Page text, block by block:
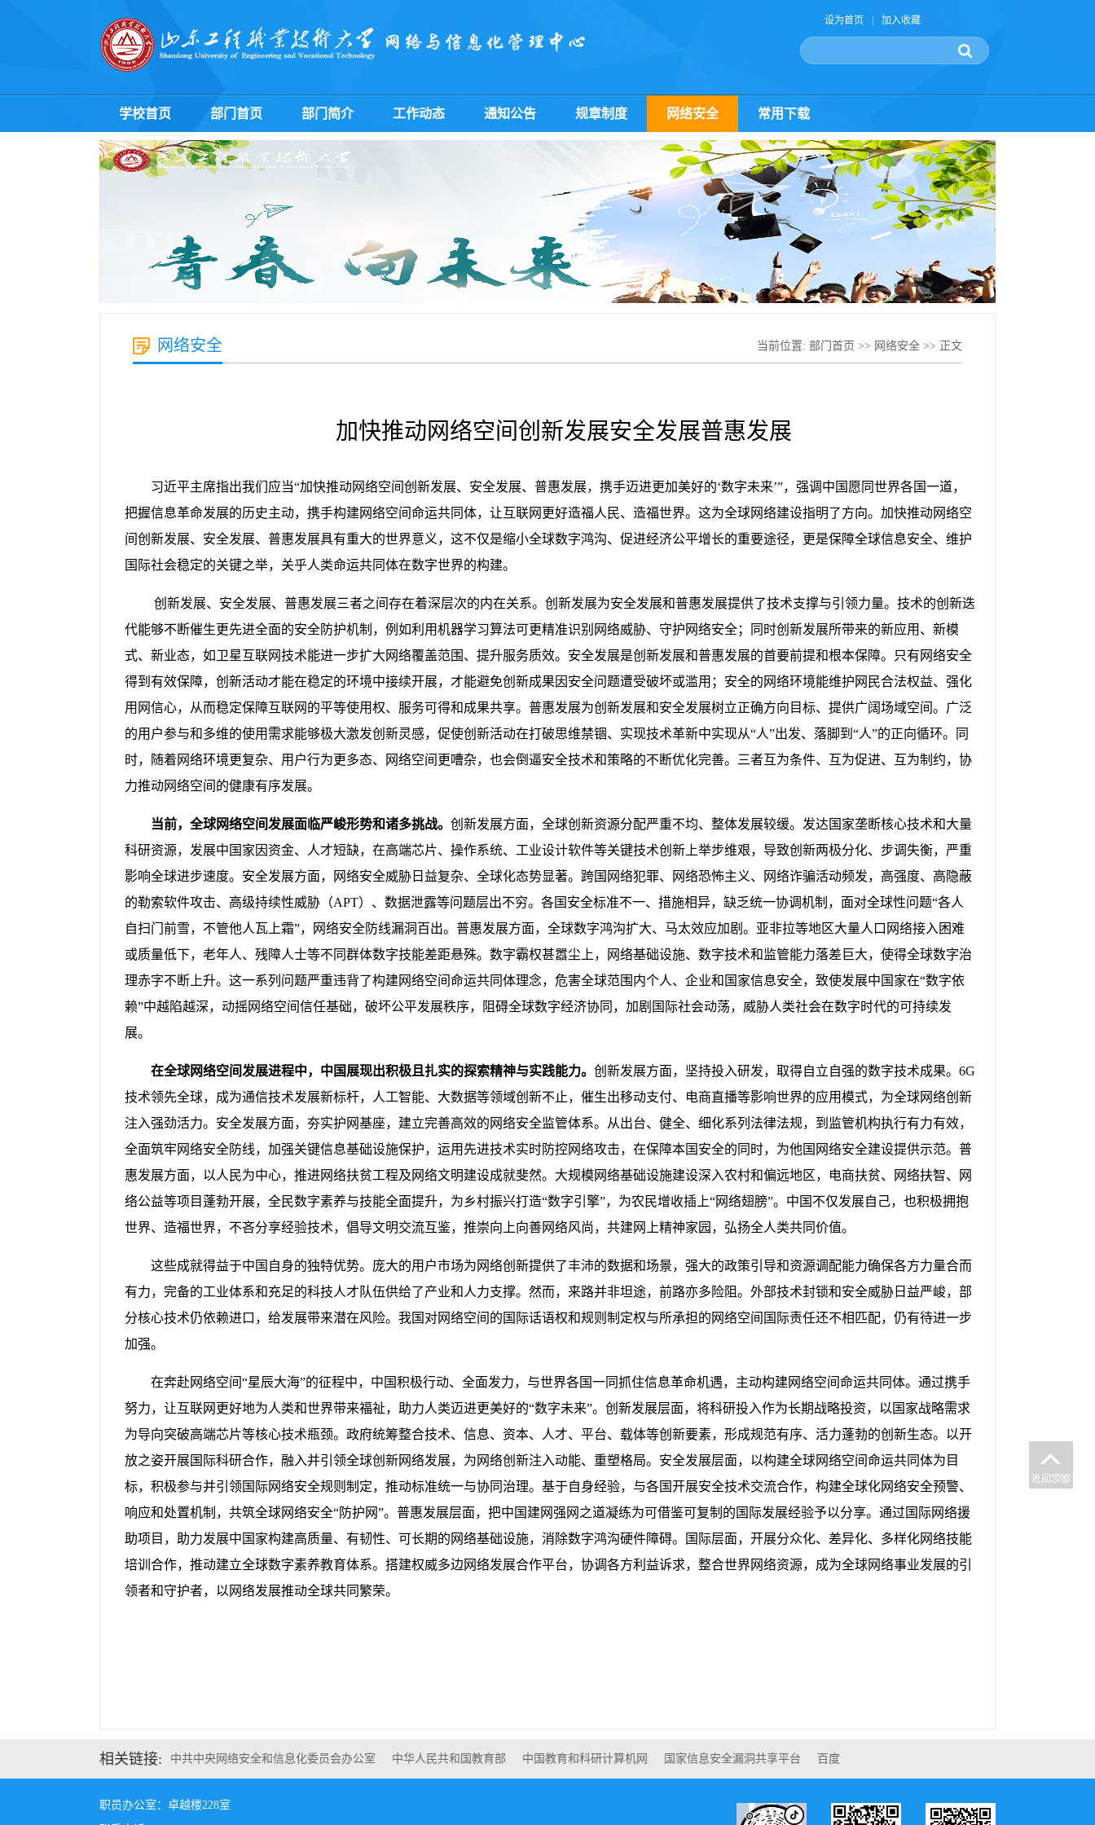
设为首页 加入收藏
学校首页 部门首页 部门简介 工作动态 通知公告 规章制度 网络安全 常用下载
网络安全 当前位置: 部门首页 >> 网络安全 >> 正文
加快推动网络空间创新发展安全发展普惠发展
习近平主席指出我们应当“加快推动网络空间创新发展、安全发展、普惠发展，携手迈进更加美好的‘数字未来’”，强调中国愿同世界各国一道，
把握信息革命发展的历史主动，携手构建网络空间命运共同体，让互联网更好造福人民、造福世界。这为全球网络建设指明了方向。加快推动网络空
间创新发展、安全发展、普惠发展具有重大的世界意义，这不仅是缩小全球数字鸿沟、促进经济公平增长的重要途径，更是保障全球信息安全、维护
国际社会稳定的关键之举，关乎人类命运共同体在数字世界的构建。
创新发展、安全发展、普惠发展三者之间存在着深层次的内在关系。创新发展为安全发展和普惠发展提供了技术支撑与引领力量。技术的创新迭
代能够不断催生更先进全面的安全防护机制，例如利用机器学习算法可更精准识别网络威胁、守护网络安全；同时创新发展所带来的新应用、新模
式、新业态，如卫星互联网技术能进一步扩大网络覆盖范围、提升服务质效。安全发展是创新发展和普惠发展的首要前提和根本保障。只有网络安全
得到有效保障，创新活动才能在稳定的环境中接续开展，才能避免创新成果因安全问题遭受破坏或滥用；安全的网络环境能维护网民合法权益、强化
用网信心，从而稳定保障互联网的平等使用权、服务可得和成果共享。普惠发展为创新发展和安全发展树立正确方向目标、提供广阔场域空间。广泛
的用户参与和多维的使用需求能够极大激发创新灵感，促使创新活动在打破思维禁锢、实现技术革新中实现从“人”出发、落脚到“人”的正向循环。同
时，随着网络环境更复杂、用户行为更多态、网络空间更嘈杂，也会倒逼安全技术和策略的不断优化完善。三者互为条件、互为促进、互为制约，协
力推动网络空间的健康有序发展。
当前，全球网络空间发展面临严峻形势和诸多挑战。 创新发展方面，全球创新资源分配严重不均、整体发展较缓。发达国家垄断核心技术和大量
科研资源，发展中国家因资金、人才短缺，在高端芯片、操作系统、工业设计软件等关键技术创新上举步维艰，导致创新两极分化、步调失衡，严重
影响全球进步速度。安全发展方面，网络安全威胁日益复杂、全球化态势显著。跨国网络犯罪、网络恐怖主义、网络诈骗活动频发，高强度、高隐蔽
的勒索软件攻击、高级持续性威胁（APT）、数据泄露等问题层出不穷。各国安全标准不一、措施相异，缺乏统一协调机制，面对全球性问题“各人
自扫门前雪，不管他人瓦上霜”，网络安全防线漏洞百出。普惠发展方面，全球数字鸿沟扩大、马太效应加剧。亚非拉等地区大量人口网络接入困难
或质量低下，老年人、残障人士等不同群体数字技能差距悬殊。数字霸权甚嚣尘上，网络基础设施、数字技术和监管能力落差巨大，使得全球数字治
理赤字不断上升。这一系列问题严重违背了构建网络空间命运共同体理念，危害全球范围内个人、企业和国家信息安全，致使发展中国家在“数字依
赖”中越陷越深，动摇网络空间信任基础，破坏公平发展秩序，阻碍全球数字经济协同，加剧国际社会动荡，威胁人类社会在数字时代的可持续发
展。
在全球网络空间发展进程中，中国展现出积极且扎实的探索精神与实践能力。 创新发展方面，坚持投入研发，取得自立自强的数字技术成果。6G
技术领先全球，成为通信技术发展新标杆，人工智能、大数据等领域创新不止，催生出移动支付、电商直播等影响世界的应用模式，为全球网络创新
注入强劲活力。安全发展方面，夯实护网基座，建立完善高效的网络安全监管体系。从出台、健全、细化系列法律法规，到监管机构执行有力有效，
全面筑牢网络安全防线，加强关键信息基础设施保护，运用先进技术实时防控网络攻击，在保障本国安全的同时，为他国网络安全建设提供示范。普
惠发展方面，以人民为中心，推进网络扶贫工程及网络文明建设成就斐然。大规模网络基础设施建设深入农村和偏远地区，电商扶贫、网络扶智、网
络公益等项目蓬勃开展，全民数字素养与技能全面提升，为乡村振兴打造“数字引擎”，为农民增收插上“网络翅膀”。中国不仅发展自己，也积极拥抱
世界、造福世界，不吝分享经验技术，倡导文明交流互鉴，推崇向上向善网络风尚，共建网上精神家园，弘扬全人类共同价值。
这些成就得益于中国自身的独特优势。庞大的用户市场为网络创新提供了丰沛的数据和场景，强大的政策引导和资源调配能力确保各方力量合而
有力，完备的工业体系和充足的科技人才队伍供给了产业和人力支撑。然而，来路并非坦途，前路亦多险阻。外部技术封锁和安全威胁日益严峻，部
分核心技术仍依赖进口，给发展带来潜在风险。我国对网络空间的国际话语权和规则制定权与所承担的网络空间国际责任还不相匹配，仍有待进一步
加强。
在奔赴网络空间“星辰大海”的征程中，中国积极行动、全面发力，与世界各国一同抓住信息革命机遇，主动构建网络空间命运共同体。通过携手
努力，让互联网更好地为人类和世界带来福祉，助力人类迈进更美好的“数字未来”。创新发展层面，将科研投入作为长期战略投资，以国家战略需求
为导向突破高端芯片等核心技术瓶颈。政府统筹整合技术、信息、资本、人才、平台、载体等创新要素，形成规范有序、活力蓬勃的创新生态。以开
放之姿开展国际科研合作，融入并引领全球创新网络发展，为网络创新注入动能、重塑格局。安全发展层面，以构建全球网络空间命运共同体为目
标，积极参与并引领国际网络安全规则制定，推动标准统一与协同治理。基于自身经验，与各国开展安全技术交流合作，构建全球化网络安全预警、
响应和处置机制，共筑全球网络安全“防护网”。普惠发展层面，把中国建网强网之道凝练为可借鉴可复制的国际发展经验予以分享。通过国际网络援
助项目，助力发展中国家构建高质量、有韧性、可长期的网络基础设施，消除数字鸿沟硬件障碍。国际层面，开展分众化、差异化、多样化网络技能
培训合作，推动建立全球数字素养教育体系。搭建权威多边网络发展合作平台，协调各方利益诉求，整合世界网络资源，成为全球网络事业发展的引
领者和守护者，以网络发展推动全球共同繁荣。
相关链接: 中共中央网络安全和信息化委员会办公室 中华人民共和国教育部 中国教育和科研计算机网 国家信息安全漏洞共享平台 百度
职员办公室：卓越楼228室